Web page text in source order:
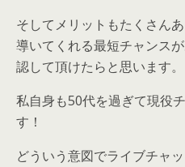
そしてメリットもたくさん
導いてくれる最短チャンス
認して頂けたらと思います。
私自身も50代を過ぎて現役
す！
どういう意図でライブチャ